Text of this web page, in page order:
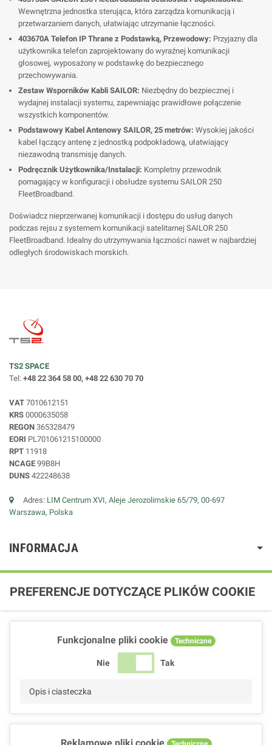
Wewnętrzna jednostka sterująca, która zarządza komunikacją i
przetwarzaniem danych, ułatwiając utrzymanie łączności.
403670A Telefon IP Thrane z Podstawką, Przewodowy: Przyjazny dla
użytkownika telefon zaprojektowany do wyraźnej komunikacji
głosowej, wyposażony w podstawkę do bezpiecznego
przechowywania.
Zestaw Wsporników Kabli SAILOR: Niezbędny do bezpiecznej i
wydajnej instalacji systemu, zapewniając prawidłowe połączenie
wszystkich komponentów.
Podstawowy Kabel Antenowy SAILOR, 25 metrów: Wysokiej jakości
kabel łączący antenę z jednostką podpokładową, ułatwiający
niezawodną transmisję danych.
Podręcznik Użytkownika/Instalacji: Kompletny przewodnik
pomagający w konfiguracji i obsłudze systemu SAILOR 250
FleetBroadband.
Doświadcz nieprzerwanej komunikacji i dostępu do usług danych
podczas rejsu z systemem komunikacji satelitarnej SAILOR 250
FleetBroadband. Idealny do utrzymywania łączności nawet w najbardziej
odległych środowiskach morskich.
TS2 SPACE
Tel: +48 22 364 58 00, +48 22 630 70 70
VAT 7010612151
KRS 0000635058
REGON 365328479
EORI PL701061215100000
RPT 11918
NCAGE 99B8H
DUNS 422248638
Adres: LIM Centrum XVI, Aleje Jerozolimskie 65/79, 00-697
Warszawa, Polska
INFORMACJA
PREFERENCJE DOTYCZĄCE PLIKÓW COOKIE
Funkcjonalne pliki cookie Techniczne
Nie Tak
Opis i ciasteczka
Reklamowe pliki cookie